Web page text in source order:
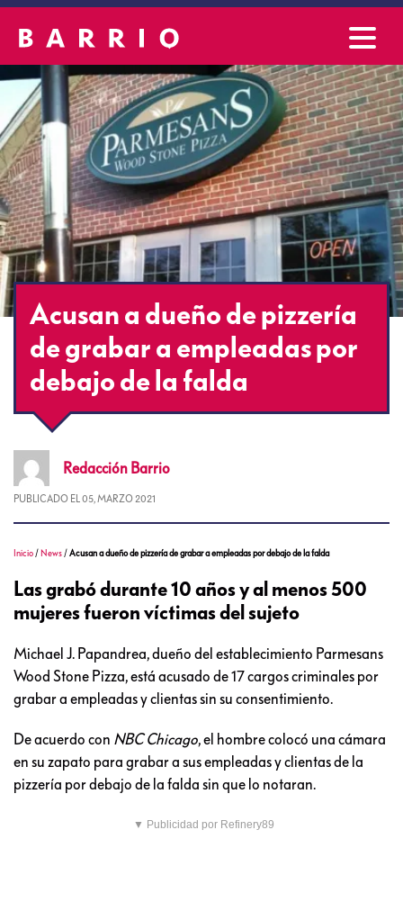
Acusan a dueño de pizzería
de grabar a empleadas por
debajo de la falda
Redacción Barrio
PUBLICADO EL 05, MARZO 2021
Inicio / News /Acusan a dueño de pizzería de grabar a empleadas por debajo de la falda
Las grabó durante 10 años y al menos 500
mujeres fueron víctimas del sujeto
Michael J. Papandrea, dueño del establecimiento Parmesans
Wood Stone Pizza, está acusado de 17 cargos criminales por
grabar a empleadas y clientas sin su consentimiento.
De acuerdo con NBC Chicago, el hombre colocó una cámara
en su zapato para grabar a sus empleadas y clientas de la
pizzería por debajo de la falda sin que lo notaran.
▼ Publicidad por Refinery89